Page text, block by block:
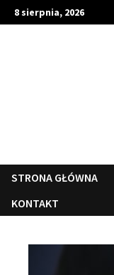
Skip
to
8 sierpnia, 2026
STRONA GŁÓWNA
KONTAKT